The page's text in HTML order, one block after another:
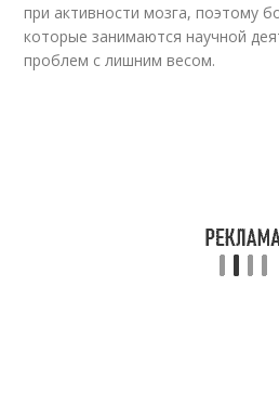
при активности мозга, поэтому
которые занимаются научной
проблем с лишним весом.